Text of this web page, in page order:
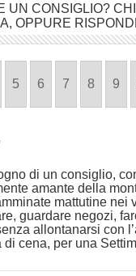
UN CONSIGLIO?
OPPURE
5 6 7 8 9
di un consiglio,
amante della
mattutine nei
guardare negozi,
allontanarsi con
di cena, per una